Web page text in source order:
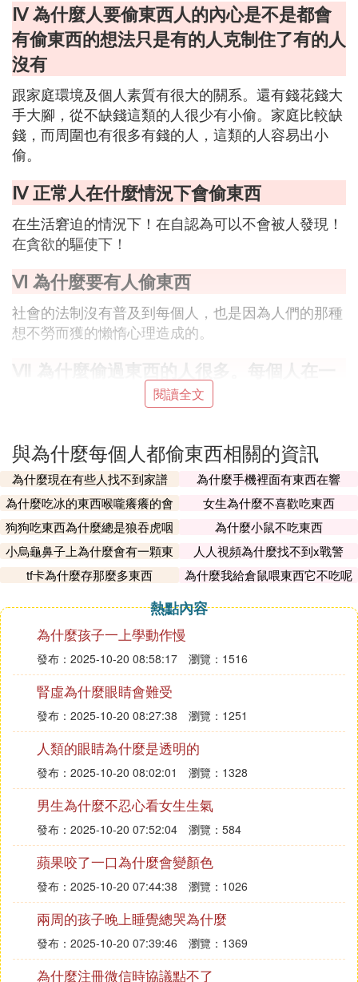
Ⅳ 為什麼人要偷東西人的內心是不是都會
有偷東西的想法只是有的人克制住了有的人
沒有
跟家庭環境及個人素質有很大的關系。還有錢花錢大
手大腳，從不缺錢這類的人很少有小偷。家庭比較缺
錢，而周圍也有很多有錢的人，這類的人容易出小
偷。
Ⅳ 正常人在什麼情況下會偷東西
在生活窘迫的情況下！在自認為可以不會被人發現！
在貪欲的驅使下！
Ⅵ 為什麼要有人偷東西
社會的法制沒有普及到每個人，也是因為人們的那種
想不勞而獲的懶惰心理造成的。
Ⅶ 為什麼偷過東西的人很多。每個人在一
生中，都會偷東西，只不過次數少而已！
的，並且在這個過程中他獲得了一定的好處。還有的
人就純粹是想不勞而獲，而獲得的利益遠遠高過收到
的懲罰，所以一直持續這種行為。
Ⅷ 為什麼很多很多的農村人愛偷東西呢
不是所有的農村人都愛偷東西，只是有一部分人被生
活所迫，或者從小養成愛佔便宜的性格，所以他愛偷
而獲。 其實現在的農場素質還是蠻高的，並不是所
有的人都愛偷東西，可能是個別現象。你不能以偏概
全。有些人他本身可能順手牽羊，那是他個人的問
題，並不是所有的農村人都是這樣。
一般來說，只要每家每戶都種著菜，就不會有人偷。
但也有例外，就是有人種的菜不全面，譬如只種了白
菜，沒種紅蘿卜，看到別人家菜地的紅蘿卜長勢喜人
就去偷人家的紅蘿卜。於是，很多農民只是種普通的
大白菜，而不種一些稀罕菜，免得被人偷。有的農民
不種菜，只種糧食，想吃菜了就去買。但他們有時候
到地里去，看到誰家的菜長得好，就會順手牽羊，拔
點回家，起碼解決一兩頓飯的配菜問題，不用花錢去
買了。還有流竄作案的，到別的村去轉悠，偷點菜回
家，不容易讓人發覺。即便主人知道丟菜了也不會懷
疑別村的人偷了，而是懷疑本村人偷了。有那過路的
順手拔兩顆菜，主人也就不計較了，因為地頭沒有攝
像頭也不值得去報警，丟就丟了吧，只當自己種的菜
非常好，得到了路人的承認和贊揚
閱讀全文
與為什麼每個人都偷東西相關的資訊
為什麼現在有些人找不到家譜
為什麼手機裡面有東西在響
為什麼吃冰的東西喉嚨癢癢的會
咳
女生為什麼不喜歡吃東西
狗狗吃東西為什麼總是狼吞虎咽
的
為什麼小鼠不吃東西
小烏龜鼻子上為什麼會有一顆東
西
人人視頻為什麼找不到x戰警
tf卡為什麼存那麼多東西
為什麼我給倉鼠喂東西它不吃呢
熱點內容
為什麼孩子一上學動作慢
發布：2025-10-20 08:58:17 瀏覽：1516
腎虛為什麼眼睛會難受
發布：2025-10-20 08:27:38 瀏覽：1251
人類的眼睛為什麼是透明的
發布：2025-10-20 08:02:01 瀏覽：1328
男生為什麼不忍心看女生生氣
發布：2025-10-20 07:52:04 瀏覽：584
蘋果咬了一口為什麼會變顏色
發布：2025-10-20 07:44:38 瀏覽：1026
兩周的孩子晚上睡覺總哭為什麼
發布：2025-10-20 07:39:46 瀏覽：1369
為什麼注冊微信時協議點不了